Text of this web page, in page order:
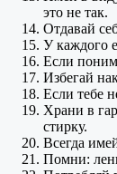
это не так.
Отдавай
У каждого
Если
Избегай
Если тебе
Храни в
стирку.
Всегда
Помни: